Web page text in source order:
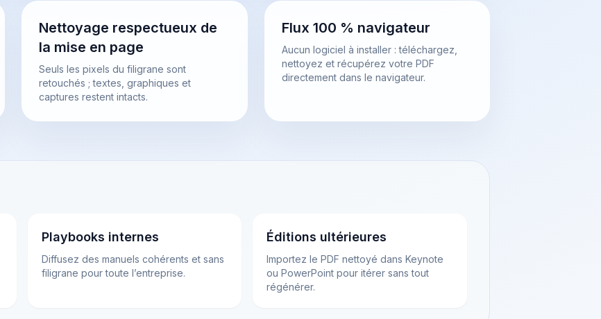
Nettoyage respectueux de
la mise en page
Seuls les pixels du filigrane sont
retouchés ; textes, graphiques et
captures restent intacts.
Flux 100 % navigateur
Aucun logiciel à installer : téléchargez,
nettoyez et récupérez votre PDF
directement dans le navigateur.
Playbooks internes
Diffusez des manuels cohérents et sans
filigrane pour toute l’entreprise.
Éditions ultérieures
Importez le PDF nettoyé dans Keynote
ou PowerPoint pour itérer sans tout
régénérer.